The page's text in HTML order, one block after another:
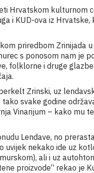
Hrvatskom kulturnom
i KUD-ova iz Hrvatske,
priredbom Zrinijada
s ponosom nam je
folklorne i druge
Zrinski, uz
svake godine
Vinarijum – kako mu
Lendave, no
nekako ide uz
ali i uz
proizvode“ rekao je